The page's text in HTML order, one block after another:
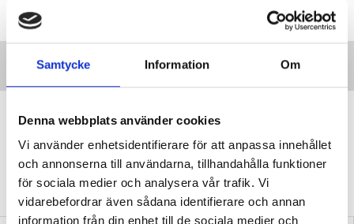
Samtycke Information Om
Denna webbplats använder cookies
Vi använder enhetsidentifierare för att anpassa innehållet
och annonserna till användarna, tillhandahålla funktioner
för sociala medier och analysera vår trafik. Vi
vidarebefordrar även sådana identifierare och annan
information från din enhet till de sociala medier och
”Vi lovar behöriga lärare i varje
VALDEBATTCenterpartiets tioåriga plan:
Inga fler obehöriga lärare.